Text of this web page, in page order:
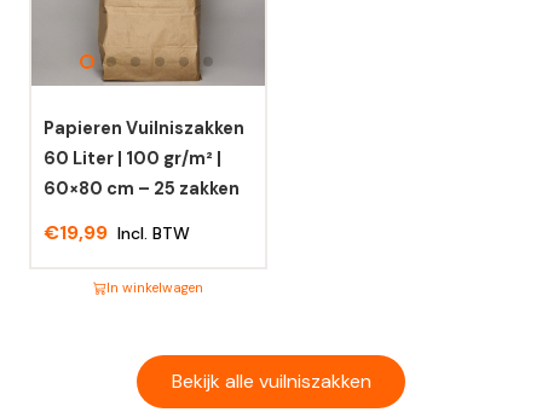
worden
op
de
Papieren Vuilniszakken
60 Liter | 100 gr/m² |
60×80 cm – 25 zakken
€19,99 Incl. BTW
In winkelwagen
Bekijk alle vuilniszakken